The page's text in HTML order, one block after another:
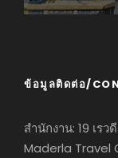
ข้อมูลติดต่อ/
สำนักงาน: 19 เร
Maderla Travel